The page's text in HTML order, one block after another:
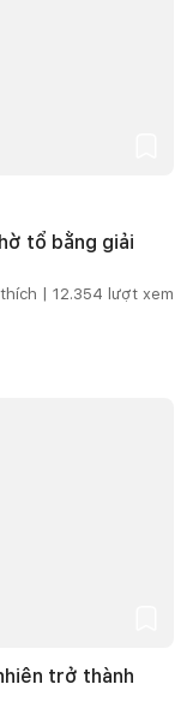
tổ bằng giải
| 12.354 lượt xem
trở thành